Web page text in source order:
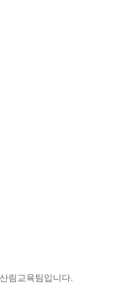
림교육팀입니다.